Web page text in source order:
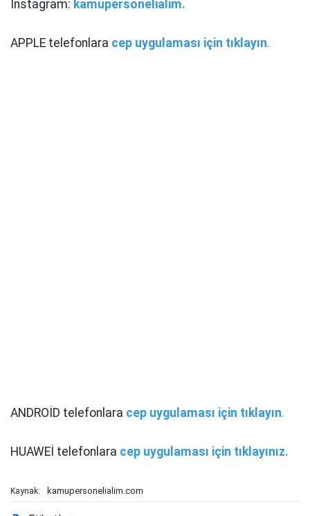
Instagram: kamupersonelialim.
APPLE telefonlara cep uygulaması için tıklayın.
ANDROİD telefonlara cep uygulaması için tıklayın.
HUAWEİ telefonlara cep uygulaması için tıklayınız.
Kaynak: kamupersonelialim.com